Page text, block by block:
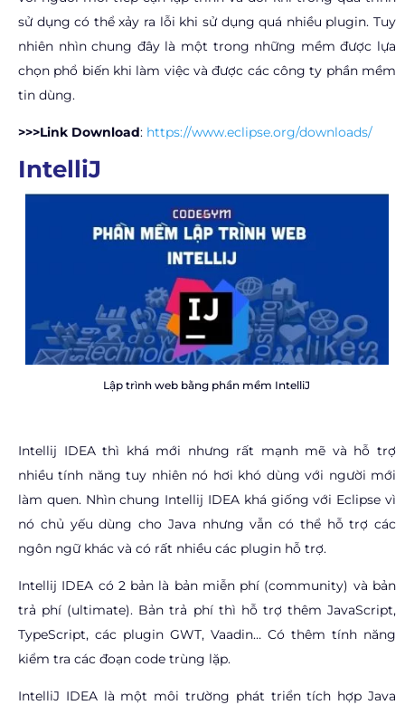
sử dụng có thể xảy ra lỗi khi sử dụng quá nhiều plugin. Tuy
nhiên nhìn chung đây là một trong những mềm được lựa
chọn phổ biến khi làm việc và được các công ty phần mềm
tin dùng.
>>>Link Download: https://www.eclipse.org/downloads/
IntelliJ
Lập trình web bằng phần mềm IntelliJ
Intellij IDEA thì khá mới nhưng rất mạnh mẽ và hỗ trợ
nhiều tính năng tuy nhiên nó hơi khó dùng với người mới
làm quen. Nhìn chung Intellij IDEA khá giống với Eclipse vì
nó chủ yếu dùng cho Java nhưng vẫn có thể hỗ trợ các
ngôn ngữ khác và có rất nhiều các plugin hỗ trợ.
Intellij IDEA có 2 bản là bản miễn phí (community) và bản
trả phí (ultimate). Bản trả phí thì hỗ trợ thêm JavaScript,
TypeScript, các plugin GWT, Vaadin… Có thêm tính năng
kiểm tra các đoạn code trùng lặp.
IntelliJ IDEA là một môi trường phát triển tích hợp Java